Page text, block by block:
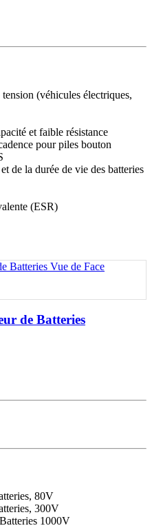
(véhicules électriques,
et faible résistance
pour piles bouton
de la durée de vie des batteries
(ESR)
de Batteries
80V
300V
1000V